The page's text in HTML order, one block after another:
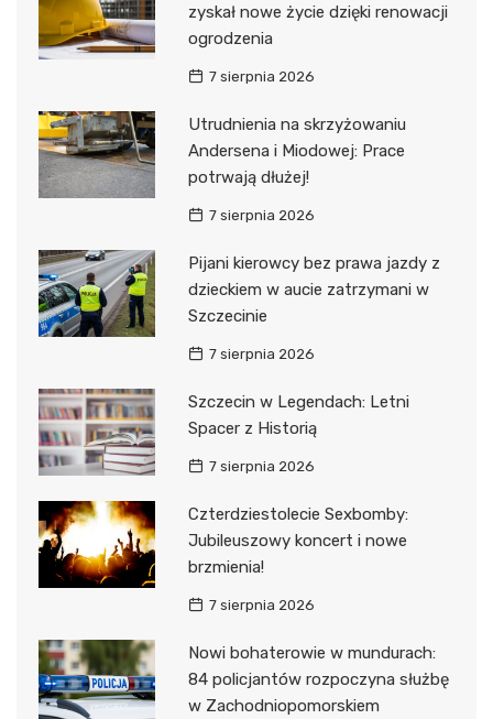
zyskał nowe życie dzięki renowacji
ogrodzenia
7 sierpnia 2026
Utrudnienia na skrzyżowaniu
Andersena i Miodowej: Prace
potrwają dłużej!
7 sierpnia 2026
Pijani kierowcy bez prawa jazdy z
dzieckiem w aucie zatrzymani w
Szczecinie
7 sierpnia 2026
Szczecin w Legendach: Letni
Spacer z Historią
7 sierpnia 2026
Czterdziestolecie Sexbomby:
Jubileuszowy koncert i nowe
brzmienia!
7 sierpnia 2026
Nowi bohaterowie w mundurach:
84 policjantów rozpoczyna służbę
w Zachodniopomorskiem